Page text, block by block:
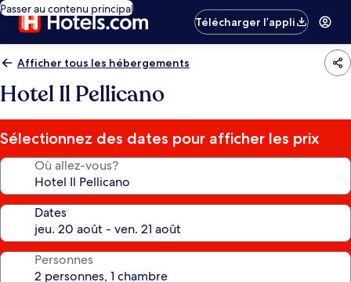
Passer au contenu principal
Télécharger l’appli
Afficher tous les hébergements
Hotel Il Pellicano
Sélectionnez des dates pour afficher les prix
Où allez-vous?
Dates
Personnes